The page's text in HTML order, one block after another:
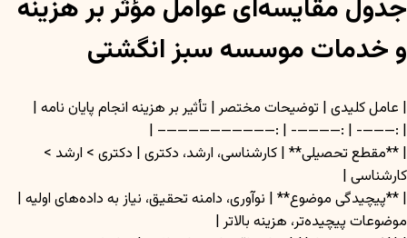
جدول مقایسه‌ای عوامل مؤثر بر هزینه
و خدمات موسسه سبز انگشتی
| عامل کلیدی | توضیحات مختصر | تأثیر بر هزینه انجام پایان نامه |
| :———- | :————- | :——————————– |
| **مقطع تحصیلی** | کارشناسی، ارشد، دکتری | دکتری > ارشد >
کارشناسی |
| **پیچیدگی موضوع** | نوآوری، دامنه تحقیق، نیاز به داده‌های اولیه |
موضوعات پیچیده‌تر، هزینه بالاتر |